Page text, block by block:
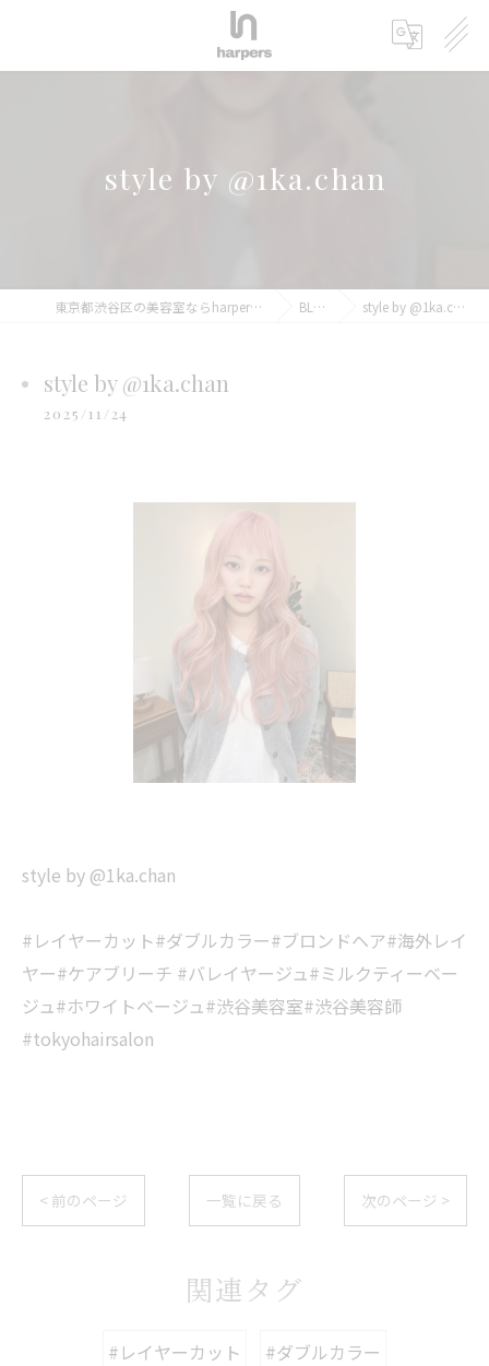
style by @1ka.chan
東京都渋谷区の美容室ならharpers 渋谷 BLOG style by @1ka.chan
style by @1ka.chan
2025/11/24
style by @1ka.chan
#レイヤーカット#ダブルカラー#ブロンドヘア#海外レイ
ヤー#ケアブリーチ #バレイヤージュ#ミルクティーベー
ジュ#ホワイトベージュ#渋谷美容室#渋谷美容師
#tokyohairsalon
< 前のページ 一覧に戻る 次のページ >
関連タグ
#レイヤーカット
#ダブルカラー